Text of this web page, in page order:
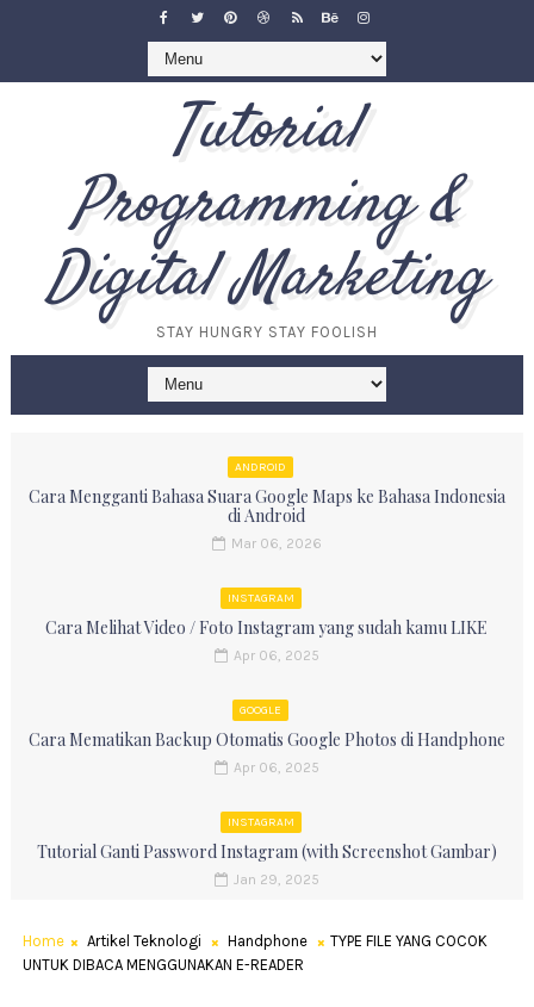
Tutorial
Programming &
Digital Marketing
STAY HUNGRY STAY FOOLISH
ANDROID
Cara Mengganti Bahasa Suara Google Maps ke Bahasa Indonesia
di Android
Mar 06, 2026
INSTAGRAM
Cara Melihat Video / Foto Instagram yang sudah kamu LIKE
Apr 06, 2025
GOOGLE
Cara Mematikan Backup Otomatis Google Photos di Handphone
Apr 06, 2025
INSTAGRAM
Tutorial Ganti Password Instagram (with Screenshot Gambar)
Jan 29, 2025
Home Artikel Teknologi Handphone
TYPE FILE YANG COCOK
UNTUK DIBACA MENGGUNAKAN E-READER